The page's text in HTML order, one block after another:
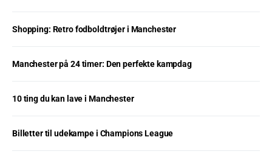
Shopping: Retro fodboldtrøjer i Manchester
Manchester på 24 timer: Den perfekte kampdag
10 ting du kan lave i Manchester
Billetter til udekampe i Champions League